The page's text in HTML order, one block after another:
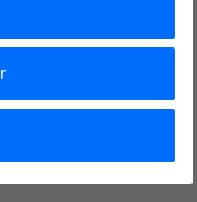
« Bien
moins de